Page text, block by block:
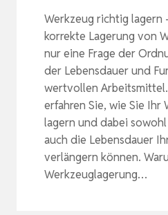
Werkzeug richtig lagern
korrekte Lagerung von
nur eine Frage der
der Lebensdauer und
wertvollen
erfahren Sie, wie Sie Ihr
lagern und dabei sowohl
auch die Lebensdauer
verlängern können.
Werkzeuglagerung…